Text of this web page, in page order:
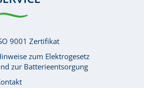
9001 Zertifikat
zum Elektrogesetz
zur Batterieentsorgung